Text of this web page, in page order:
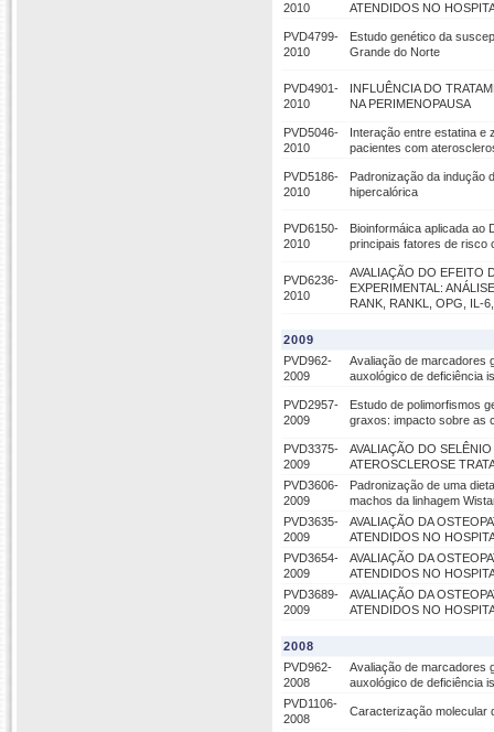
2010
ATENDIDOS NO
PVD4799-
2010
Estudo genético da
Grande do Norte
PVD4901-
2010
INFLUÊNCIA DO
NA PERIMENOPAUSA
PVD5046-
2010
Interação entre estatina e
pacientes com
PVD5186-
2010
Padronização da indução
hipercalórica
PVD6150-
2010
Bioinformáica aplicada ao
principais fatores de risco
PVD6236-
2010
AVALIAÇÃO DO EFEITO
EXPERIMENTAL:
RANK, RANKL, OPG, IL-
2009
PVD962-
2009
Avaliação de marcadores
auxológico de deficiência
PVD2957-
2009
Estudo de polimorfismos
graxos: impacto sobre as
PVD3375-
2009
AVALIAÇÃO DO
ATEROSCLEROSE
PVD3606-
2009
Padronização de uma
machos da linhagem
PVD3635-
2009
AVALIAÇÃO DA
ATENDIDOS NO
PVD3654-
2009
AVALIAÇÃO DA
ATENDIDOS NO
PVD3689-
2009
AVALIAÇÃO DA
ATENDIDOS NO
2008
PVD962-
2008
Avaliação de marcadores
auxológico de deficiência
PVD1106-
2008
Caracterização molecular